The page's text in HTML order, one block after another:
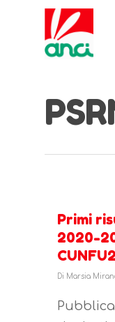
Premi
Primi
2020-
CUNFU2
Di Marsia